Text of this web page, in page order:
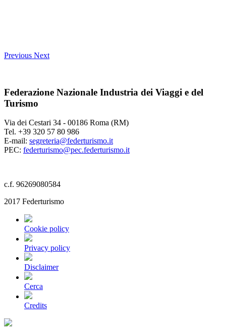
Previous Next
Federazione Nazionale Industria dei Viaggi e del
Turismo
Via dei Cestari 34 - 00186 Roma (RM)
Tel. +39 320 57 80 986
E-mail: segreteria@federturismo.it
PEC: federturismo@pec.federturismo.it
c.f. 96269080584
2017 Federturismo
Cookie policy
Privacy policy
Disclaimer
Cerca
Credits